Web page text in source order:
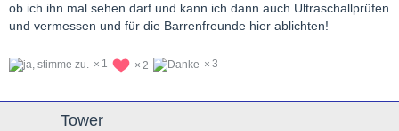
ob ich ihn mal sehen darf und kann ich dann auch Ultraschallprüfen
und vermessen und für die Barrenfreunde hier ablichten!
1 2 3
Tower